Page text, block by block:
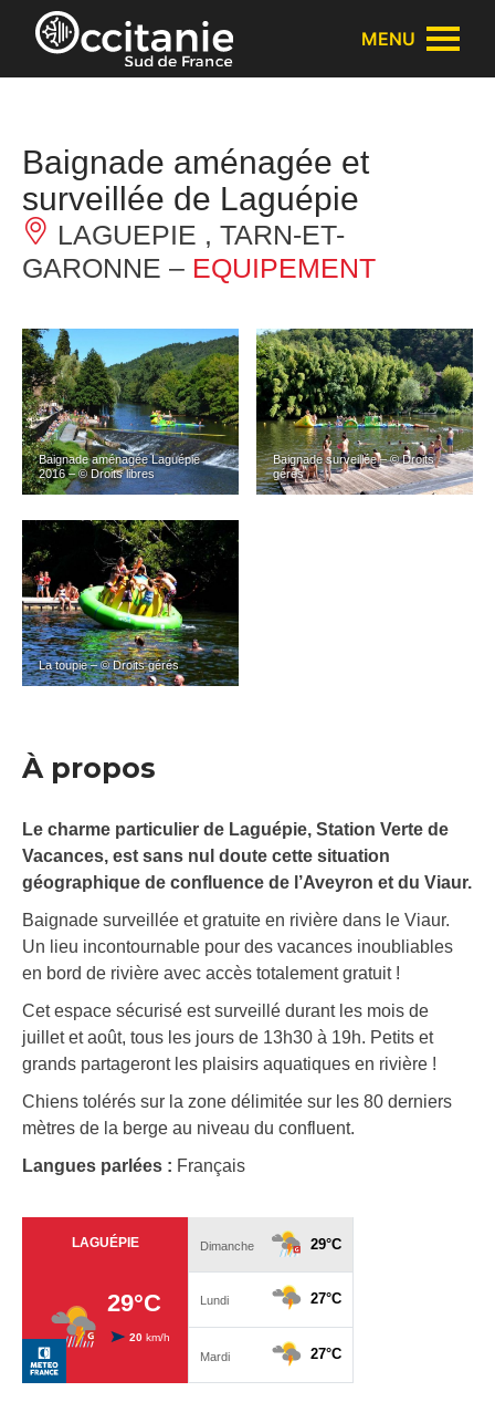
Panneau de gestion des cookies
MENU
Baignade aménagée et
surveillée de Laguépie
LAGUEPIE , TARN-ET-
GARONNE – EQUIPEMENT
Baignade aménagée Laguépie
2016 – © Droits libres
Baignade surveillée – © Droits
gérés
La toupie – © Droits gérés
À propos
Le charme particulier de Laguépie, Station Verte de
Vacances, est sans nul doute cette situation
géographique de confluence de l’Aveyron et du Viaur.
Baignade surveillée et gratuite en rivière dans le Viaur.
Un lieu incontournable pour des vacances inoubliables
en bord de rivière avec accès totalement gratuit !
Cet espace sécurisé est surveillé durant les mois de
juillet et août, tous les jours de 13h30 à 19h. Petits et
grands partageront les plaisirs aquatiques en rivière !
Chiens tolérés sur la zone délimitée sur les 80 derniers
mètres de la berge au niveau du confluent.
Langues parlées : Français